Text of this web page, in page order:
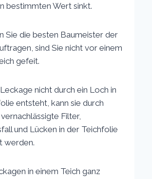
bestimmten Wert sinkt.
Sie die besten Baumeister der
sind Sie nicht vor einem
gefeit.
nicht durch ein Loch in
entsteht, kann sie durch
Filter,
und Lücken in der Teichfolie
werden.
in einem Teich ganz